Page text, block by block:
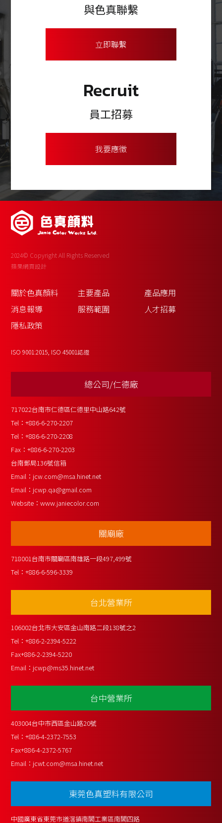
與色真聯繫
立即聯繫
Recruit
員工招募
我要應徵
2024© Copyright All Rights Reserved
蘋果網頁設計
關於色真顏料 主要產品
產品應用
消息報導
服務範圍
人才招募
隱私政策
ISO 9001:2015, ISO 45001認證
總公司/仁德廠
717022台南市仁德區仁德里中山路642號
Tel：+886-6-270-2207
Tel：+886-6-270-2208
Fax：+886-6-270-2203
台南郵局136號信箱
Email： jcw.com@msa.hinet.net
Email： jcwp.qa@gmail.com
Website：www.janiecolor.com
關廟廠
718001台南市關廟區南雄路一段497,499號
Tel：+886-6-596-3339
台北營業所
106002台北市大安區金山南路二段138號之2
Tel：+886-2-2394-5222
Fax+886-2-2394-5220
Email： jcwp@ms35.hinet.net
台中營業所
403004台中市西區金山路20號
Tel：+886-4-2372-7553
Fax+886-4-2372-5767
Email： jcwt.com@msa.hinet.net
東莞色真塑料有限公司
中國廣東省東莞市道滘鎮南閣工業區南閣四路